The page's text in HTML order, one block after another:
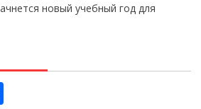
новый учебный год для
П